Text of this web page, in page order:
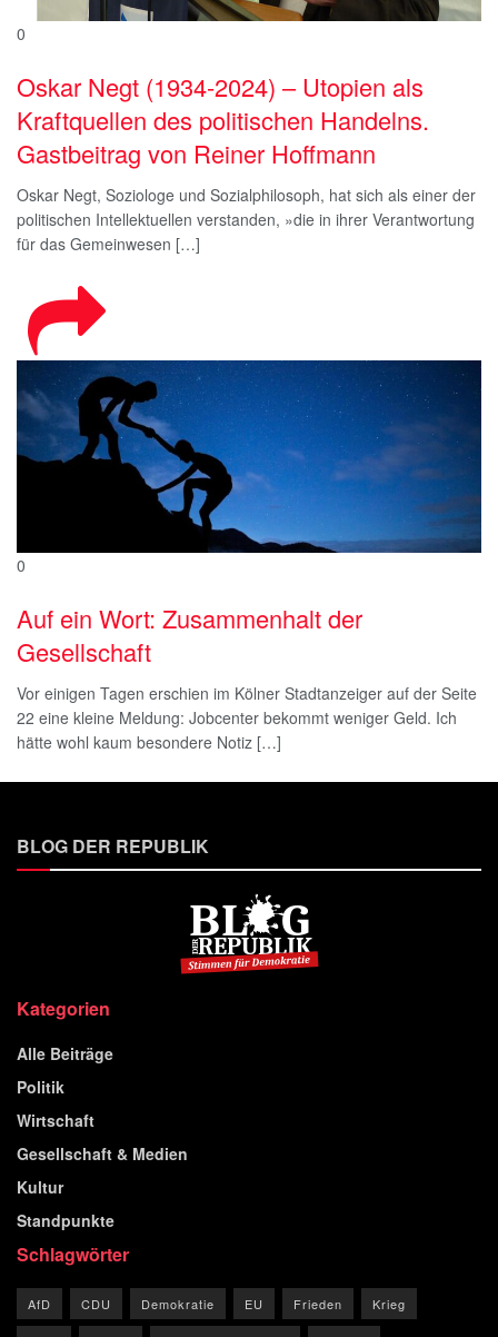
0
Oskar Negt (1934-2024) – Utopien als
Kraftquellen des politischen Handelns.
Gastbeitrag von Reiner Hoffmann
Oskar Negt, Soziologe und Sozialphilosoph, hat sich als einer der
politischen Intellektuellen verstanden, »die in ihrer Verantwortung
für das Gemeinwesen […]
0
Auf ein Wort: Zusammenhalt der
Gesellschaft
Vor einigen Tagen erschien im Kölner Stadtanzeiger auf der Seite
22 eine kleine Meldung: Jobcenter bekommt weniger Geld. Ich
hätte wohl kaum besondere Notiz […]
BLOG DER REPUBLIK
Kategorien
Alle Beiträge
Politik
Wirtschaft
Gesellschaft & Medien
Kultur
Standpunkte
Schlagwörter
AfD CDU Demokratie EU Frieden Krieg